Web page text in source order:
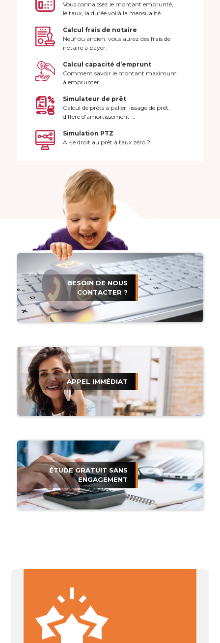
Vous connaissez le montant emprunté,
le taux, la durée voilà la mensualité.
Calcul frais de notaire
Neuf ou ancien, vous aurez des frais de
notaire à payer.
Calcul capacité d’emprunt
Comment savoir le montant maximum
à emprunter.
Simulateur de prêt
Calcul de prêts à palier, lissage de prêt,
différé d'amortissement ...
Simulation PTZ
Ai-je droit au prêt à taux zéro ?
BESOIN DE NOUS
CONTACTER ?
APPEL IMMÉDIAT
ÉTUDE GRATUIT SANS
ENGAGEMENT